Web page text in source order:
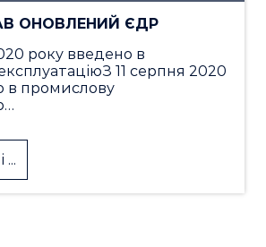
ОНОВЛЕНИЙ ЄДР
року введено в
11 серпня 2020
в промислову